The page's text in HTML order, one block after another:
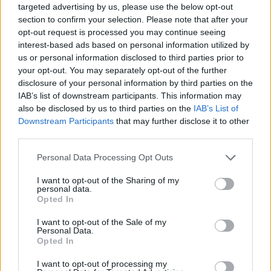
targeted advertising by us, please use the below opt-out
section to confirm your selection. Please note that after your
opt-out request is processed you may continue seeing
interest-based ads based on personal information utilized by
us or personal information disclosed to third parties prior to
your opt-out. You may separately opt-out of the further
disclosure of your personal information by third parties on the
IAB’s list of downstream participants. This information may
also be disclosed by us to third parties on the IAB’s List of
Downstream Participants that may further disclose it to other
Personal Data Processing Opt Outs
I want to opt-out of the Sharing of my
personal data.
Opted In
I want to opt-out of the Sale of my
Personal Data.
Opted In
I want to opt-out of processing my
palenkdami žemyn prie krūtinės“, – teigia
mokslininkė. – Neandertaliečiai savo
mirusiuosius laidojo įvairiose padėtyse.“
„Duomenys riboti, tačiau tai įspūdingas
tyrimas, – sako Viskonsino-Medisono
universiteto paleoantropologas Johnas
svarbu, kad, pasak jo, panašu, jog būta
nuoseklių laidojimo praktikų, kurios skyrė
neandertaliečių ir ankstyvųjų
palaidojimus. Tai stebina – nes nereikėtų
tikėtis, kad visos šios mažos, išsibarsčiusios